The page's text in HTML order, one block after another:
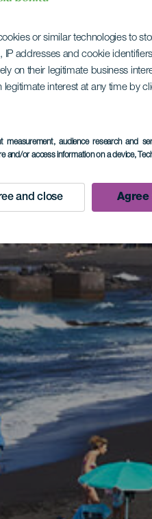
or similar technologies to
addresses and cookie
on their legitimate business
interest at any time by
audience research and
and/or access information on a device,
and close Agree